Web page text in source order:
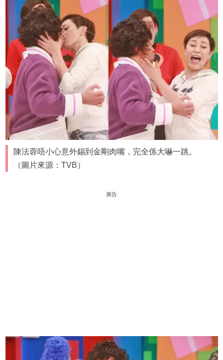
陳法蓉唔小心意外錫到金剛肉嘴，完全係大嚇一跳。
（圖片來源：TVB）
廣告